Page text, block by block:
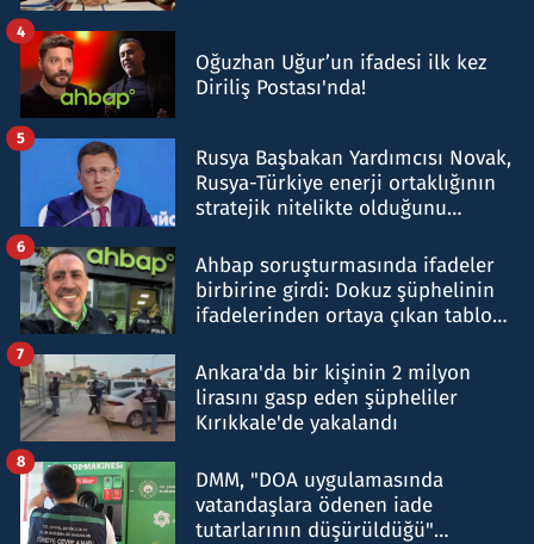
Oğuzhan Uğur’un ifadesi ilk kez
Diriliş Postası'nda!
4
Rusya Başbakan Yardımcısı Novak,
Rusya-Türkiye enerji ortaklığının
stratejik nitelikte olduğunu
5
Ahbap soruşturmasında ifadeler
birbirine girdi: Dokuz şüphelinin
ifadelerinden ortaya çıkan tablo
6
Ankara'da bir kişinin 2 milyon
lirasını gasp eden şüpheliler
Kırıkkale'de yakalandı
7
DMM, "DOA uygulamasında
vatandaşlara ödenen iade
tutarlarının düşürüldüğü"
8